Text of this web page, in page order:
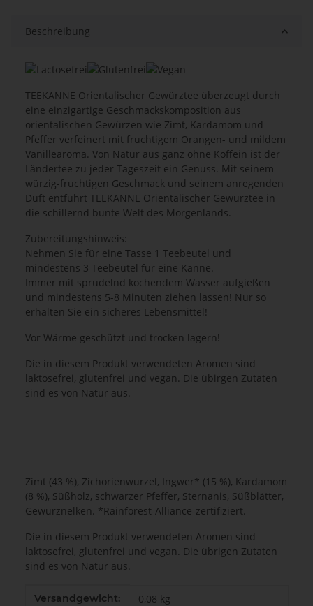
Beschreibung
TEEKANNE Orientalischer Gewürztee überzeugt durch
eine einzigartige Geschmackskomposition aus
orientalischen Gewürzen wie Zimt, Kardamom und
Pfeffer verfeinert mit fruchtigem Orangen- und mildem
Vanillearoma. Von Natur aus ganz ohne Koffein ist der
Ländertee zu jeder Tageszeit ein Genuss. Mit seinem
würzig-fruchtigen Geschmack und seinem anregenden
Duft entführt TEEKANNE Orientalischer Gewürztee in
die schillernd bunte Welt des Morgenlands.
Zubereitungshinweis:
Nehmen Sie für eine Tasse 1 Teebeutel und
mindestens 3 Teebeutel für eine Kanne.
Immer mit sprudelnd kochendem Wasser aufgießen
und mindestens 5-8 Minuten ziehen lassen! Nur so
erhalten Sie ein sicheres Lebensmittel!
Vor Wärme geschützt und trocken lagern!
Die in diesem Produkt verwendeten Aromen sind
laktosefrei, glutenfrei und vegan. Die übirgen Zutaten
sind es von Natur aus.
Zimt (43 %), Zichorienwurzel, Ingwer* (15 %), Kardamom
(8 %), Süßholz, schwarzer Pfeffer, Sternanis, Süßblätter,
Gewürznelken. *Rainforest-Alliance-zertifiziert.
Die in diesem Produkt verwendeten Aromen sind
laktosefrei, glutenfrei und vegan. Die übrigen Zutaten
sind es von Natur aus.
Produkteigenschaft
Wert
Versandgewicht: 0,08 kg